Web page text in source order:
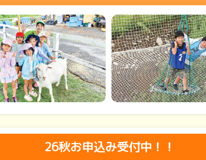
26秋お申込み受付中！！